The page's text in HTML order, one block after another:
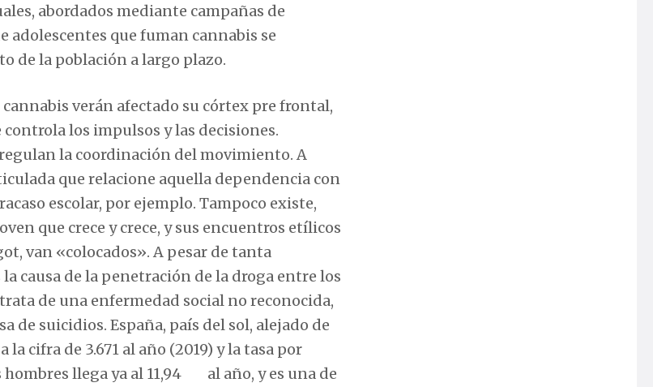
abordados mediante campañas de
adolescentes que fuman cannabis se
de la población a largo plazo.
verán afectado su córtex pre frontal,
controla los impulsos y las decisiones.
la coordinación del movimiento. A
que relacione aquella dependencia con
escolar, por ejemplo. Tampoco existe,
que crece y crece, y sus encuentros etílicos
van «colocados». A pesar de tanta
causa de la penetración de la droga entre los
de una enfermedad social no reconocida,
de suicidios. España, país del sol, alejado de
cifra de 3.671 al año (2019) y la tasa por
hombres llega ya al 11,94 al año, y es una de